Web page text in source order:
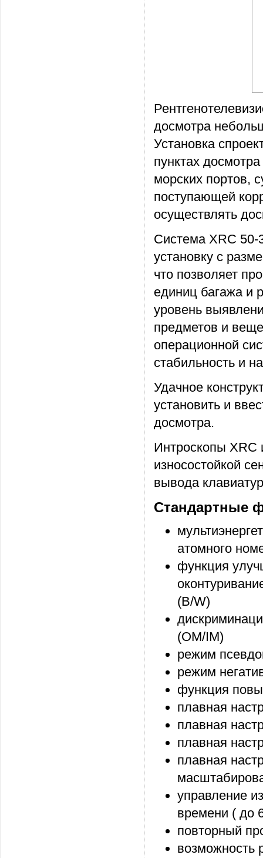
досмотра
Установка
пунктах
морских портов,
поступающей
осуществлять
Система XRC 50-
установку с
что позволяет
единиц багажа и
уровень
предметов и
операционной
стабильность и
Удачное
установить и
досмотра.
Интроскопы XRC
износостойкой
вывода
Стандартные
атомного
функция
(B/W)
(OM/IM)
режим
режим
функция
плавная
плавная
плавная
плавная
управление
времени ( до
повторный
возможность